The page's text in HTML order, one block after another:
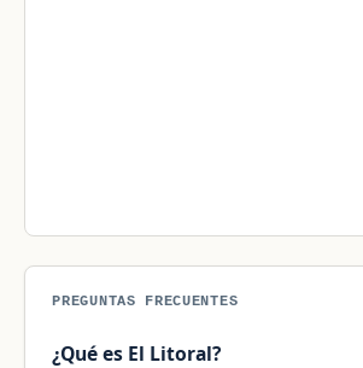
PREGUNTAS FRECUENTES
¿Qué es El Litoral?